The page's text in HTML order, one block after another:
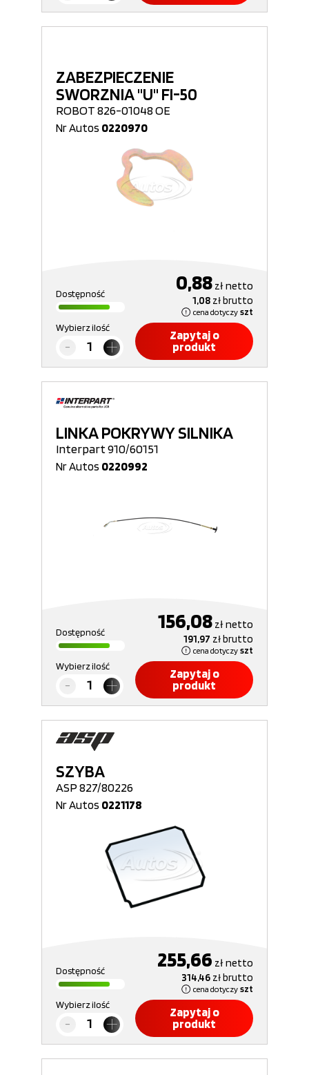
ZABEZPIECZENIE
SWORZNIA "U" FI-50
ROBOT 826-01048 OE
Nr Autos 0220970
Dostępność 0,88 złnetto
1,08 złbrutto
cena dotyczy szt
Wybierz ilość
Zapytaj o
produkt
LINKA POKRYWY SILNIKA
Interpart 910/60151
Nr Autos 0220992
Dostępność 156,08 złnetto
191,97 złbrutto
cena dotyczy szt
Wybierz ilość
Zapytaj o
produkt
SZYBA
ASP 827/80226
Nr Autos 0221178
Dostępność 255,66 złnetto
314,46 złbrutto
cena dotyczy szt
Wybierz ilość
Zapytaj o
produkt